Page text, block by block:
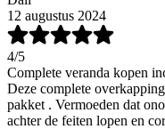
12 augustus 2024
4/5
Complete veranda kopen
Deze complete
pakket . Vermoeden dat
achter de feiten lopen en